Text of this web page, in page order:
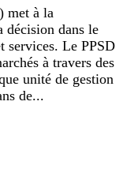
met à la
décision dans le
services. Le PPSD
à travers des
unité de gestion
de...